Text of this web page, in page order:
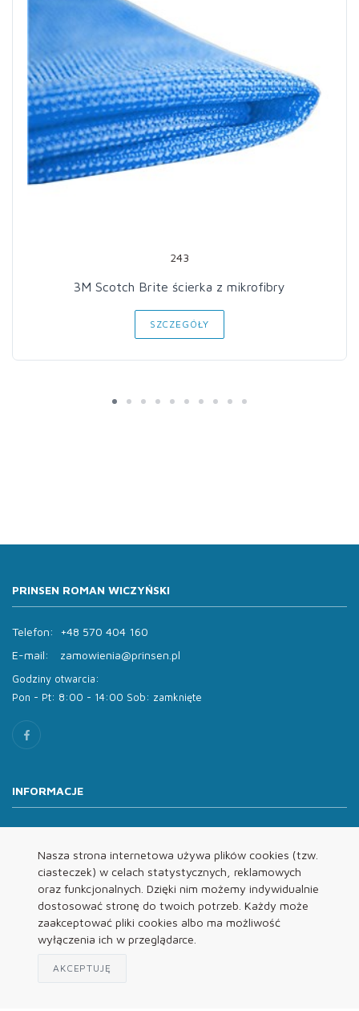
Nasza strona internetowa używa plików cookies (tzw.
ciasteczek) w celach statystycznych, reklamowych
oraz funkcjonalnych. Dzięki nim możemy indywidualnie
dostosować stronę do twoich potrzeb. Każdy może
zaakceptować pliki cookies albo ma możliwość
wyłączenia ich w przeglądarce.
AKCEPTUJĘ
243
3M Scotch Brite ścierka z mikrofibry
SZCZEGÓŁY
PRINSEN ROMAN WICZYŃSKI
Telefon:
+48 570 404 160
E-mail:
zamowienia@prinsen.pl
Godziny otwarcia:
Pon - Pt: 8:00 - 14:00 Sob: zamknięte
INFORMACJE
Oferta
Kontakt
REGULAMINY
Regulamin
Polityka Prywatności